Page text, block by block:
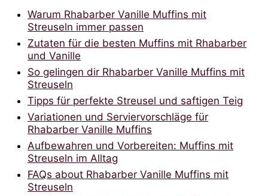
Warum Rhabarber Vanille Muffins mit
Streuseln immer passen
Zutaten für die besten Muffins mit Rhabarber
und Vanille
So gelingen dir Rhabarber Vanille Muffins mit
Streuseln
Tipps für perfekte Streusel und saftigen Teig
Variationen und Serviervorschläge für
Rhabarber Vanille Muffins
Aufbewahren und Vorbereiten: Muffins mit
Streuseln im Alltag
FAQs about Rhabarber Vanille Muffins mit
Streuseln